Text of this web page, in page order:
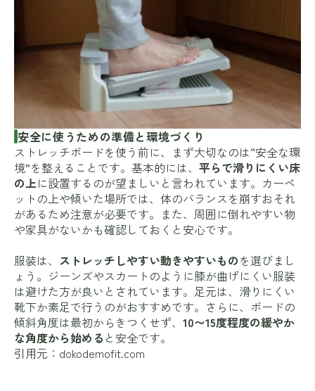
安全に使うための準備と環境づくり
ストレッチボードを使う前に、まず大切なのは“安全な環
境”を整えることです。基本的には、 平らで滑りにくい床
の上に設置するのが望ましいと言われています。カーペ
ットの上や傾いた場所では、体のバランスを崩すおそれ
があるため注意が必要です。また、周囲に倒れやすい物
や家具がないかも確認しておくと安心です。
服装は、 ストレッチしやすい動きやすいものを選びまし
ょう。ジーンズやスカートのように膝が曲げにくい服装
は避けた方が良いとされています。足元は、滑りにくい
靴下か素足で行うのがおすすめです。さらに、ボードの
傾斜角度は最初からきつくせず、 10〜15度程度の緩やか
な角度から始める と安全です。
引用元： dokodemofit.com